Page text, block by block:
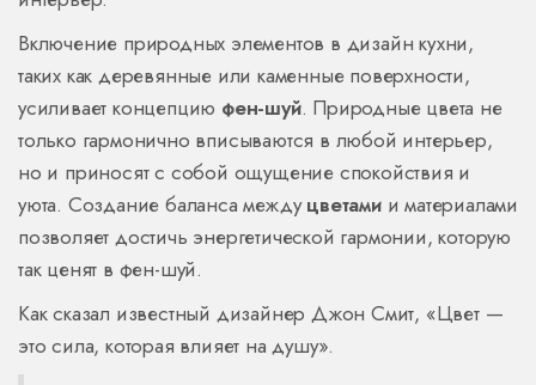
Включение природных элементов в дизайн кухни,
таких как деревянные или каменные поверхности,
усиливает концепцию фен-шуй. Природные цвета не
только гармонично вписываются в любой интерьер,
но и приносят с собой ощущение спокойствия и
уюта. Создание баланса междуцветамии материалами
позволяет достичь энергетической гармонии, которую
так ценят в фен-шуй.
Как сказал известный дизайнер Джон Смит, «Цвет —
это сила, которая влияет на душу».